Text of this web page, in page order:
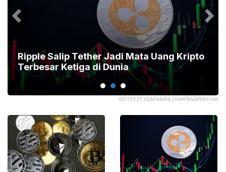
VECTEEZY.COM/KARIN CHANTANAPRAYURA
Ripple Salip Tether Jadi Mata Uang Kripto
Terbesar Ketiga di Dunia